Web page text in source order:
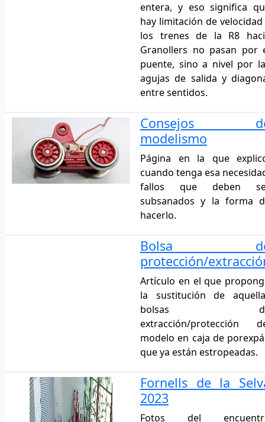
entera, y eso significa
hay limitación de velocidad
los trenes de la R8
Granollers no pasan por
puente, sino a nivel por
agujas de salida y
entre sentidos.
Consejos
modelismo
Página en la que
cuando tenga esa
fallos que deben
subsanados y la forma
hacerlo.
Bolsa
protección/
Artículo en el que
la sustitución de
bolsas
extracción/protección
modelo en caja de
que ya están estropeadas.
Fornells de la
2023
Fotos del